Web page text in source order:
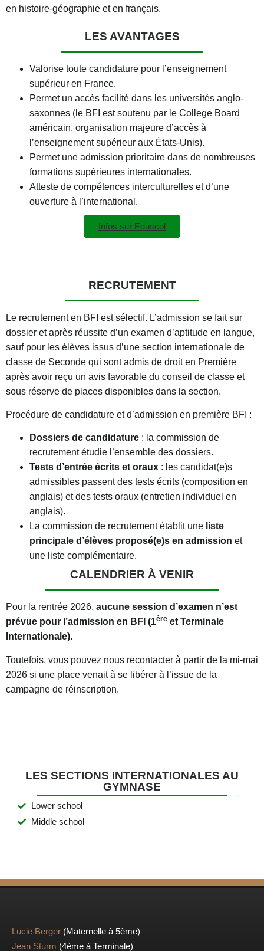
en histoire-géographie et en français.
LES AVANTAGES
Valorise toute candidature pour l’enseignement
supérieur en France.
Permet un accès facilité dans les universités anglo-
saxonnes (le BFI est soutenu par le College Board
américain, organisation majeure d’accès à
l’enseignement supérieur aux États-Unis).
Permet une admission prioritaire dans de nombreuses
formations supérieures internationales.
Atteste de compétences interculturelles et d’une
ouverture à l’international.
Infos sur Eduscol
RECRUTEMENT
Le recrutement en BFI est sélectif. L’admission se fait sur
dossier et après réussite d’un examen d’aptitude en langue,
sauf pour les élèves issus d’une section internationale de
classe de Seconde qui sont admis de droit en Première
après avoir reçu un avis favorable du conseil de classe et
sous réserve de places disponibles dans la section.
Procédure de candidature et d’admission en première BFI :
Dossiers de candidature : la commission de
recrutement étudie l’ensemble des dossiers.
Tests d’entrée écrits et oraux : les candidat(e)s
admissibles passent des tests écrits (composition en
anglais) et des tests oraux (entretien individuel en
anglais).
La commission de recrutement établit une liste
principale d’élèves proposé(e)s en admission et
une liste complémentaire.
CALENDRIER À VENIR
Pour la rentrée 2026, aucune session d’examen n’est
prévue pour l’admission en BFI (1ère et Terminale
Internationale).
Toutefois, vous pouvez nous recontacter à partir de la mi-mai
2026 si une place venait à se libérer à l’issue de la
campagne de réinscription.
LES SECTIONS INTERNATIONALES AU
GYMNASE
Lower school
Middle school
Lucie Berger (Maternelle à 5ème)
Jean Sturm (4ème à Terminale)